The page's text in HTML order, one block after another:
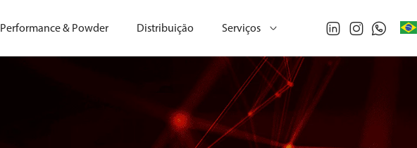
Performance & Powder Distribuição Serviços